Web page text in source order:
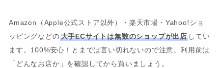
Amazon（Apple公式ストア以外）・楽天市場・Yahoo!ショ
ッピングなどの大手ECサイトは無数のショップが出店 してい
ます。100%安心！とまでは言い切れないので注意。利用前は
「どんなお店か」を確認してから買いましょう。